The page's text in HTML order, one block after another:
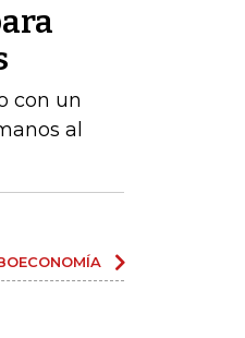
con un
al